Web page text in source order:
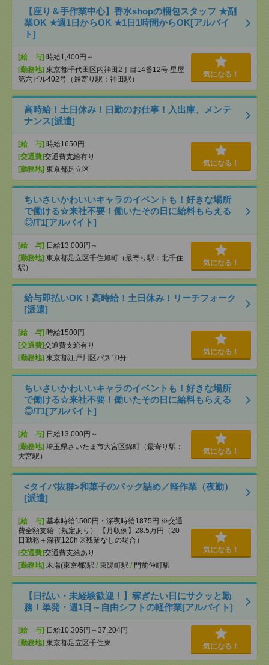
【座り＆手作業中心】香水shopの梱包スタッフ ★副
業OK ★週1日からOK ★1日1時間からOK[アルバイ
ト]
[給 与] 時給1,400円～
[勤務地] 東京都千代田区内神田2丁目14番12号 星屋
第六ビル402号（最寄り駅：神田駅）
気になる！
高時給！土日休み！日勤のお仕事！入出庫、メンテ
ナンス[派遣]
[給 与] 時給1650円
[交通費]交通費支給有り
[勤務地] 東京都足立区
気になる！
ちいさいかわいいキャラのイベントも！好きな場所
で働ける☆来社不要！働いたその日に給料もらえる
◎/T1[アルバイト]
[給 与] 日給13,000円～
[勤務地] 東京都足立区千住旭町（最寄り駅：北千住
駅）
気になる！
給与即払いOK！高時給！土日休み！リーチフォーク
[派遣]
[給 与] 時給1500円
[交通費]交通費支給有り
[勤務地] 東京都江戸川区バス10分
気になる！
ちいさいかわいいキャラのイベントも！好きな場所
で働ける☆来社不要！働いたその日に給料もらえる
◎/T1[アルバイト]
[給 与] 日給13,000円～
[勤務地] 埼玉県さいたま市大宮区錦町（最寄り駅：
大宮駅）
気になる！
<タイパ抜群>和菓子のパック詰め／軽作業（夜勤）
[派遣]
[給 与] 基本時給1500円・深夜時給1875円 ※交通
費全額支給（規定あり） 【月収例】28.5万円（20
日勤務＋深夜120h ※残業なしの場合）
[交通費]交通費支給あり
[勤務地] 木場(東京都)駅 / 東陽町駅 / 門前仲町駅
気になる！
【日払い・未経験歓迎！】稼ぎたい日にサクッと勤
務！単発・週1日～自由シフトの軽作業[アルバイト]
[給 与] 日給10,305円～37,204円
[勤務地] 東京都足立区千住東 気になる！